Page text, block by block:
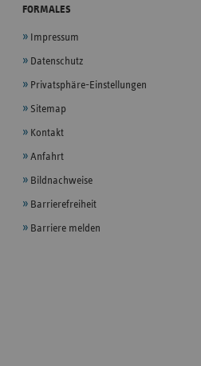
FORMALES
Impressum
Datenschutz
Privatsphäre-Einstellungen
Sitemap
Kontakt
Anfahrt
Bildnachweise
Barrierefreiheit
Barriere melden